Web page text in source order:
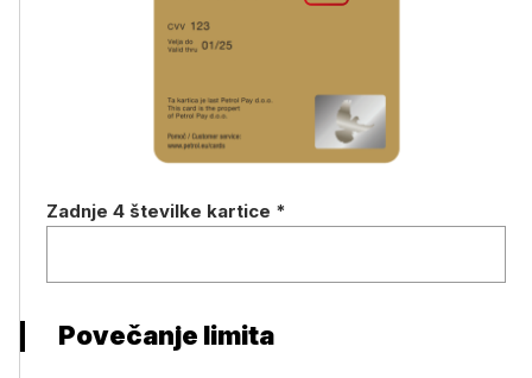
Zadnje 4 številke kartice *
Povečanje limita